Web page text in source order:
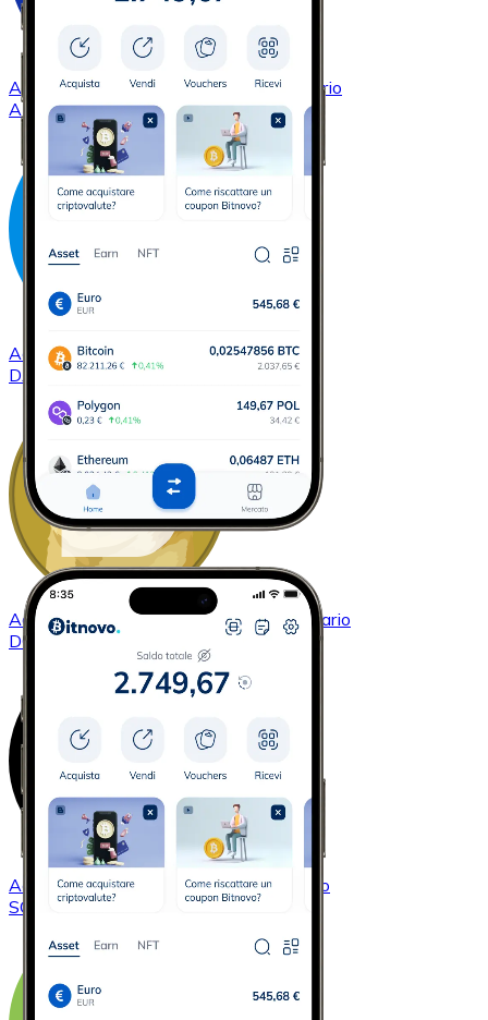
AcquistareCardano
con bonifico bancario
ADA
AcquistareDash
con bonifico bancario
DASH
AcquistareDogecoincon bonifico bancario
DOGE
AcquistareSolana
con bonifico bancario
SOL